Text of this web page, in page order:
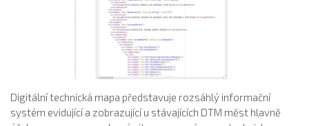
Digitální technická mapa představuje rozsáhlý informační
systém evidující a zobrazující u stávajících DTM měst hlavně